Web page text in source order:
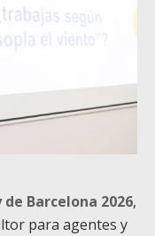
Barcelona 2026,
para agentes y